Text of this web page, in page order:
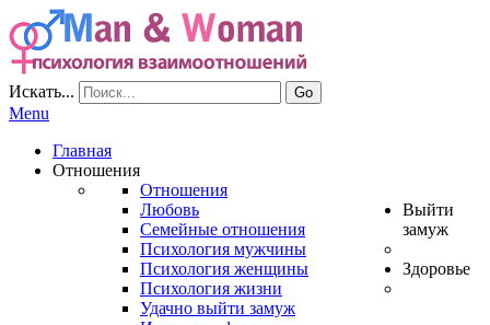
Искать... Go
Menu
Главная
Отношения
Отношения
Любовь
Семейные отношения
Психология мужчины
Психология женщины
Психология жизни
Выйти
замуж
Удачно выйти замуж
Здоровье